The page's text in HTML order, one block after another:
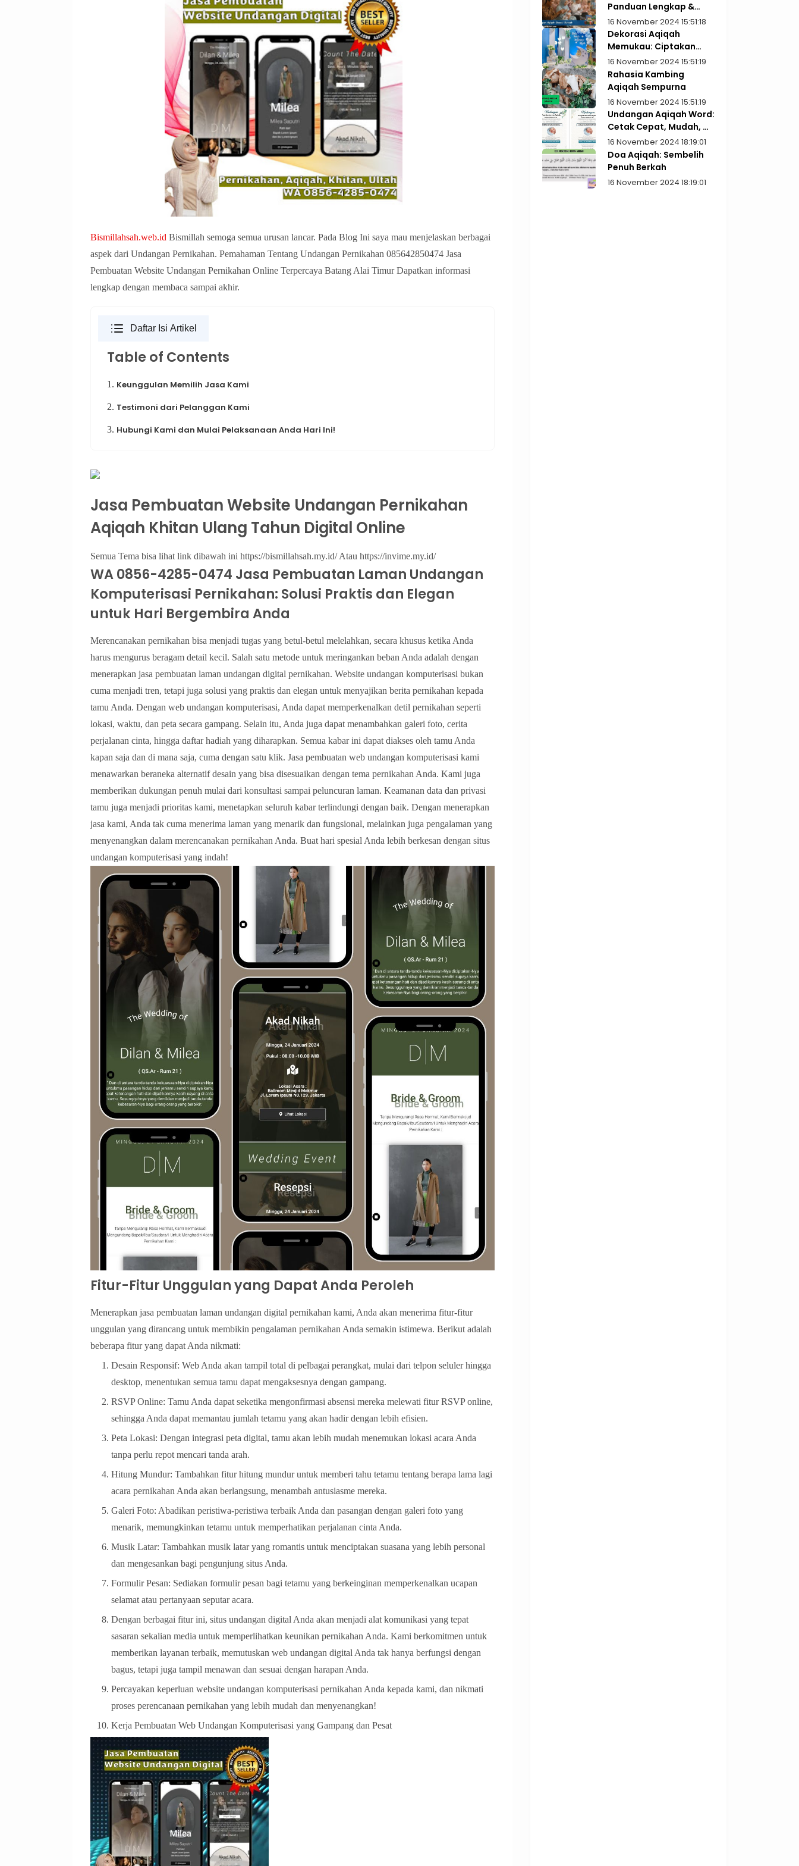
Bismillahsah.web.id Bismillah semoga semua urusan lancar. Pada Blog Ini saya mau menjelaskan berbagai
aspek dari Undangan Pernikahan. Pemahaman Tentang Undangan Pernikahan 085642850474 Jasa
Pembuatan Website Undangan Pernikahan Online Terpercaya Batang Alai Timur Dapatkan informasi
lengkap dengan membaca sampai akhir.
Daftar Isi Artikel
Table of Contents
1. Keunggulan Memilih Jasa Kami
2. Testimoni dari Pelanggan Kami
3. Hubungi Kami dan Mulai Pelaksanaan Anda Hari Ini!
Jasa Pembuatan Website Undangan Pernikahan
Aqiqah Khitan Ulang Tahun Digital Online
Semua Tema bisa lihat link dibawah ini https://bismillahsah.my.id/ Atau https://invime.my.id/
WA 0856-4285-0474 Jasa Pembuatan Laman Undangan
Komputerisasi Pernikahan: Solusi Praktis dan Elegan
untuk Hari Bergembira Anda
Merencanakan pernikahan bisa menjadi tugas yang betul-betul melelahkan, secara khusus ketika Anda
harus mengurus beragam detail kecil. Salah satu metode untuk meringankan beban Anda adalah dengan
menerapkan jasa pembuatan laman undangan digital pernikahan. Website undangan komputerisasi bukan
cuma menjadi tren, tetapi juga solusi yang praktis dan elegan untuk menyajikan berita pernikahan kepada
tamu Anda. Dengan web undangan komputerisasi, Anda dapat memperkenalkan detil pernikahan seperti
lokasi, waktu, dan peta secara gampang. Selain itu, Anda juga dapat menambahkan galeri foto, cerita
perjalanan cinta, hingga daftar hadiah yang diharapkan. Semua kabar ini dapat diakses oleh tamu Anda
kapan saja dan di mana saja, cuma dengan satu klik. Jasa pembuatan web undangan komputerisasi kami
menawarkan beraneka alternatif desain yang bisa disesuaikan dengan tema pernikahan Anda. Kami juga
memberikan dukungan penuh mulai dari konsultasi sampai peluncuran laman. Keamanan data dan privasi
tamu juga menjadi prioritas kami, menetapkan seluruh kabar terlindungi dengan baik. Dengan menerapkan
jasa kami, Anda tak cuma menerima laman yang menarik dan fungsional, melainkan juga pengalaman yang
menyenangkan dalam merencanakan pernikahan Anda. Buat hari spesial Anda lebih berkesan dengan situs
undangan komputerisasi yang indah!
Fitur-Fitur Unggulan yang Dapat Anda Peroleh
Menerapkan jasa pembuatan laman undangan digital pernikahan kami, Anda akan menerima fitur-fitur
unggulan yang dirancang untuk membikin pengalaman pernikahan Anda semakin istimewa. Berikut adalah
beberapa fitur yang dapat Anda nikmati:
Desain Responsif: Web Anda akan tampil total di pelbagai perangkat, mulai dari telpon seluler hingga
desktop, menentukan semua tamu dapat mengaksesnya dengan gampang.
RSVP Online: Tamu Anda dapat seketika mengonfirmasi absensi mereka melewati fitur RSVP online,
sehingga Anda dapat memantau jumlah tetamu yang akan hadir dengan lebih efisien.
Peta Lokasi: Dengan integrasi peta digital, tamu akan lebih mudah menemukan lokasi acara Anda
tanpa perlu repot mencari tanda arah.
Hitung Mundur: Tambahkan fitur hitung mundur untuk memberi tahu tetamu tentang berapa lama lagi
acara pernikahan Anda akan berlangsung, menambah antusiasme mereka.
Galeri Foto: Abadikan peristiwa-peristiwa terbaik Anda dan pasangan dengan galeri foto yang
menarik, memungkinkan tetamu untuk memperhatikan perjalanan cinta Anda.
Musik Latar: Tambahkan musik latar yang romantis untuk menciptakan suasana yang lebih personal
dan mengesankan bagi pengunjung situs Anda.
Formulir Pesan: Sediakan formulir pesan bagi tetamu yang berkeinginan memperkenalkan ucapan
selamat atau pertanyaan seputar acara.
Dengan berbagai fitur ini, situs undangan digital Anda akan menjadi alat komunikasi yang tepat
sasaran sekalian media untuk memperlihatkan keunikan pernikahan Anda. Kami berkomitmen untuk
memberikan layanan terbaik, memutuskan web undangan digital Anda tak hanya berfungsi dengan
bagus, tetapi juga tampil menawan dan sesuai dengan harapan Anda.
Percayakan keperluan website undangan komputerisasi pernikahan Anda kepada kami, dan nikmati
proses perencanaan pernikahan yang lebih mudah dan menyenangkan!
Kerja Pembuatan Web Undangan Komputerisasi yang Gampang dan Pesat
Panduan Lengkap &
Praktis
16 November 2024 15:51:18
Dekorasi Aqiqah
Memukau: Ciptakan
Kenangan Indah
16 November 2024 15:51:19
Rahasia Kambing
Aqiqah Sempurna
16 November 2024 15:51:19
Undangan Aqiqah Word:
Cetak Cepat, Mudah, &
Gratis!
16 November 2024 18:19:01
Doa Aqiqah: Sembelih
Penuh Berkah
16 November 2024 18:19:01